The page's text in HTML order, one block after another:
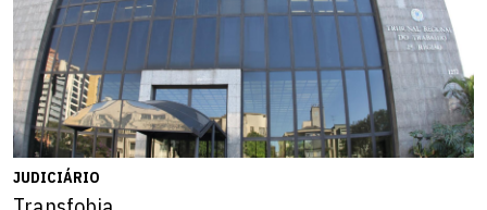
JUDICIÁRIO